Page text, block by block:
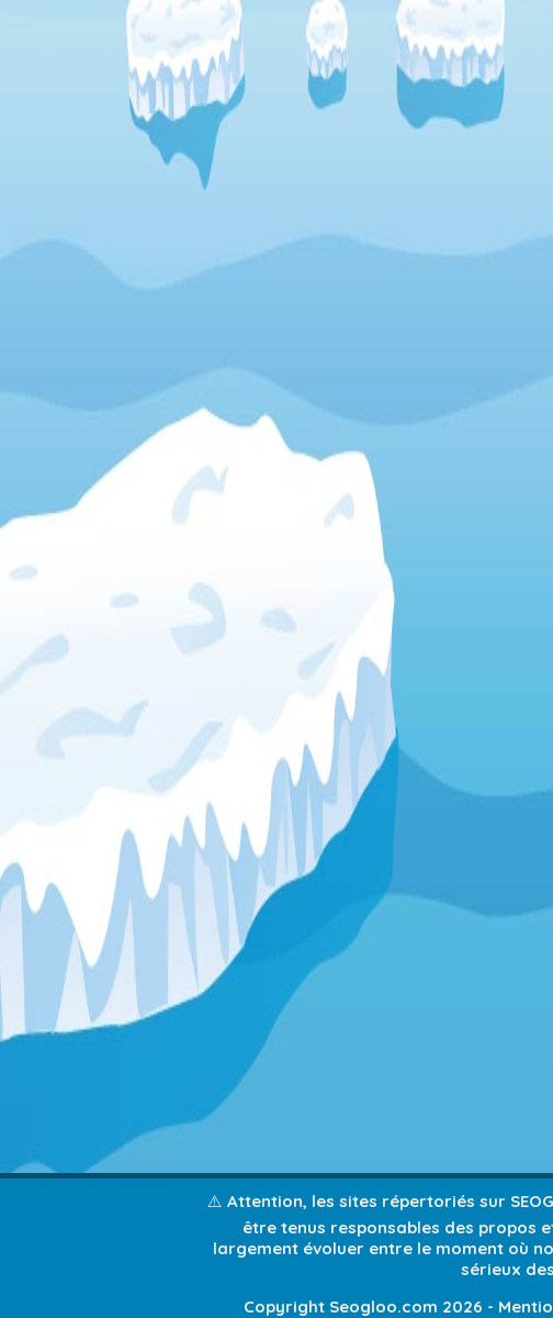
⚠️ Attention, les sites répertoriés sur
être tenus responsables des propos
largement évoluer entre le moment où
sérieux
Copyright Seogloo.com 2026 -